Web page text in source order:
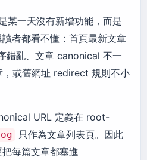
某一天沒有新增功能，而是
者都看不懂：首頁最新文章
錯亂、文章 canonical 不一
或舊網址 redirect 規則不小
URL 定義在 root-
只作為文章列表頁。因此
每篇文章都塞進